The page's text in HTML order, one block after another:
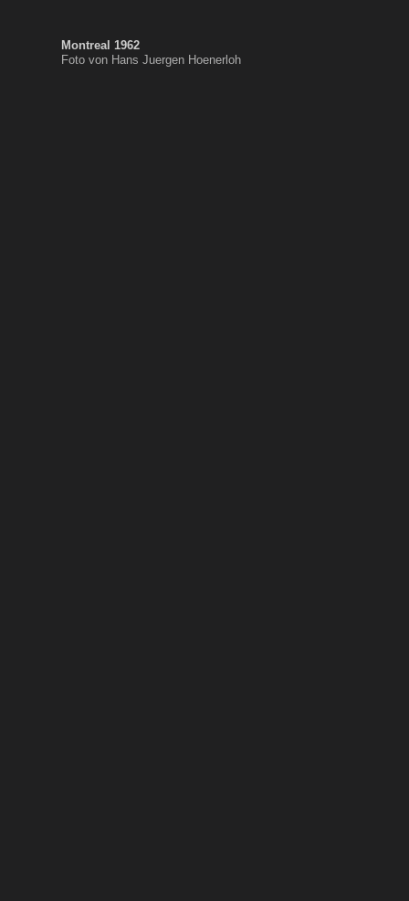
Montreal 1962
Foto von Hans Juergen Hoenerloh